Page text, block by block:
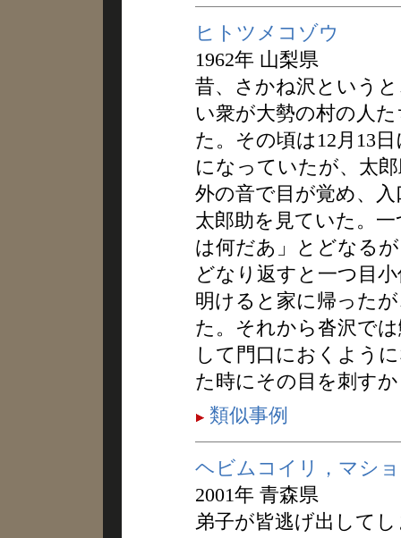
ヒトツメコゾウ
1962年 山梨県
昔、さかね沢という
い衆が大勢の村の人
た。その頃は12月13
になっていたが、太
外の音で目が覚め、
太郎助を見ていた。
は何だあ」とどなる
どなり返すと一つ目
明けると家に帰った
た。それから沓沢で
して門口におくよう
た時にその目を刺す
類似事例
ヘビムコイリ，マシ
2001年 青森県
弟子が皆逃げ出して